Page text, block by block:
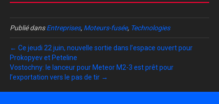
Publié dansEntreprises, Moteurs-fusée, Technologies
← Ce jeudi 22 juin, nouvelle sortie dans l’espace ouvert pour
Prokopyev et Peteline
Vostochny: le lanceur pour Meteor M2-3 est prêt pour
l’exportation vers le pas de tir →